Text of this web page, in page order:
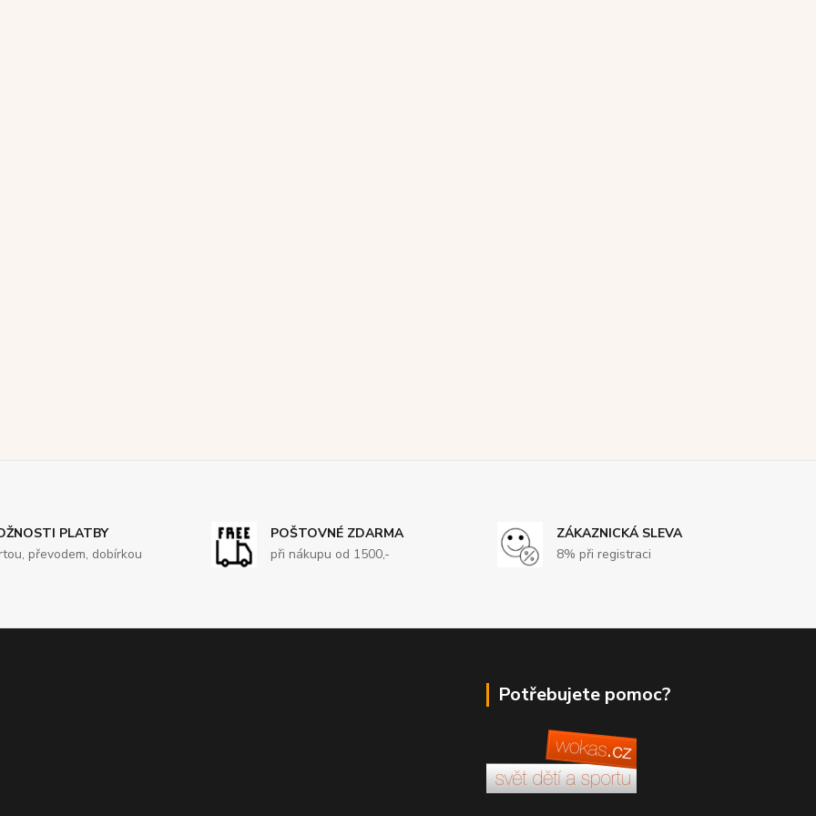
PLATBY
převodem, dobírkou
POŠTOVNÉ ZDARMA
při nákupu od 1500,-
ZÁKAZNICKÁ SLEVA
8% při registraci
Potřebujete pomoc?